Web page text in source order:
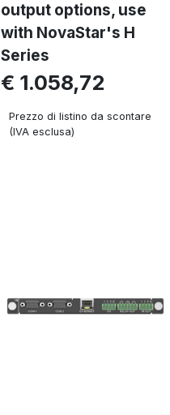
output options, use
with NovaStar's H
Series
€ 1.058,72
Prezzo di listino da scontare
(IVA esclusa)